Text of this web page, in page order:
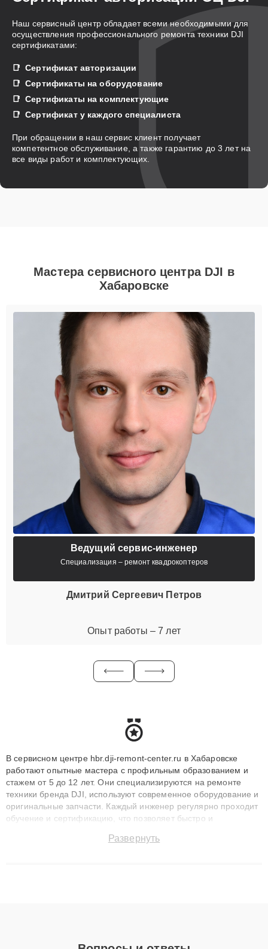
Наш сервисный центр обладает всеми необходимыми для
осуществления профессионального ремонта техники DJI
сертификатами:
Сертификат авторизации
Сертификаты на оборудование
Сертификаты на комплектующие
Сертификат у каждого специалиста
При обращении в наш сервис клиент получает
компетентное обслуживание, а также гарантию до 3 лет на
все виды работ и комплектующих.
Мастера сервисного центра DJI в
Хабаровске
Ведущий сервис-инженер
Специализация – ремонт квадрокоптеров
Дмитрий Сергеевич Петров
Опыт работы – 7 лет
В сервисном центре hbr.dji-remont-center.ru в Хабаровске
работают опытные мастера с профильным образованием и
стажем от 5 до 12 лет. Они специализируются на ремонте
техники бренда DJI, используют современное оборудование и
оригинальные запчасти. Каждый инженер регулярно проходит
обучение и сертификацию, что позволяет быстро и
сохранением гарантии до 3 лет. Наши мастера решают
Развернуть